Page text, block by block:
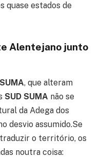
quase estados de
Alentejano junto
, que alteram
SUD SUMA não se
da Adega dos
desvio assumido.Se
o território, os
noutra coisa: